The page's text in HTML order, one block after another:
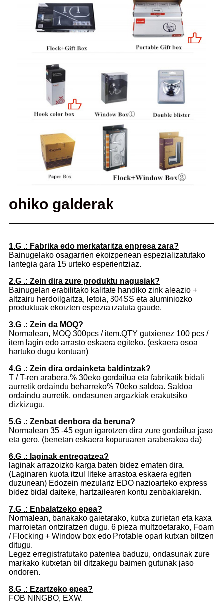
ohiko galderak
1.G .: Fabrika edo merkataritza enpresa zara?
Bainugelako osagarrien ekoizpenean espezializatutako
lantegia gara 15 urteko esperientziaz.
2.G .: Zein dira zure produktu nagusiak?
Bainugelan erabilitako kalitate handiko zink aleazio +
altzairu herdoilgaitza, letoia, 304SS eta aluminiozko
produktuak ekoizten espezializatuta gaude.
3.G .: Zein da MOQ?
Normalean, MOQ 300pcs / item.QTY gutxienez 100 pcs /
item lagin edo arrasto eskaera egiteko. (eskaera osoa
hartuko dugu kontuan)
4.G .: Zein dira ordainketa baldintzak?
T / T-ren arabera,% 30eko gordailua eta fabrikatik bidali
aurretik ordaindu beharreko% 70eko saldoa. Saldoa
ordaindu aurretik, ondasunen argazkiak erakutsiko
dizkizugu.
5.G .: Zenbat denbora da beruna?
Normalean 35 -45 egun igarotzen dira zure gordailua jaso
eta gero. (benetan eskaera kopuruaren araberakoa da)
6.G .: laginak entregatzea?
laginak arrazoizko karga baten bidez ematen dira.
(Laginaren kuota itzul liteke arrastoa eskaera egiten
duzunean) Edozein mezulariz EDO nazioarteko express
bidez bidal daiteke, hartzailearen kontu zenbakiarekin.
7.G .: Enbalatzeko epea?
Normalean, banakako gaietarako, kutxa zurietan eta kaxa
marroietan ontziratzen dugu. 6 pieza multzoetarako, Foam
/ Flocking + Window box edo Protable opari kutxan biltzen
ditugu.
Legez erregistratutako patentea baduzu, ondasunak zure
markako kutxetan bil ditzakegu baimen gutunak jaso
ondoren.
8.G .: Ezartzeko epea?
FOB NINGBO, EXW.